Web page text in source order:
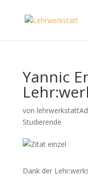
Yannic
von
Studierende
Dank der